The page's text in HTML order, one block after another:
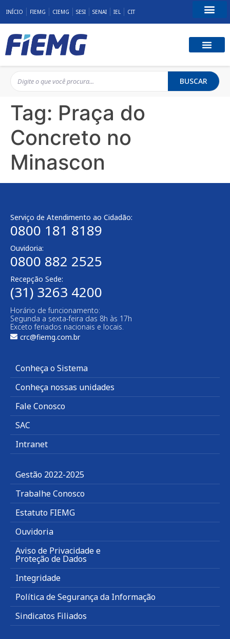
INÍCIO FIEMG CIEMG SESI SENAI IEL CIT
BUSCAR
Tag: Praça do
Concreto no
Minascon
Serviço de Atendimento ao Cidadão:
0800 181 8189
Ouvidoria:
0800 882 2525
Recepção Sede:
(31) 3263 4200
Horário de funcionamento:
Segunda a sexta-feira das 8h às 17h
Exceto feriados nacionais e locais.
crc@fiemg.com.br
Conheça o Sistema
Conheça nossas unidades
Fale Conosco
SAC
Intranet
Gestão 2022-2025
Trabalhe Conosco
Estatuto FIEMG
Ouvidoria
Aviso de Privacidade e
Proteção de Dados
Integridade
Política de Segurança da Informação
Sindicatos Filiados